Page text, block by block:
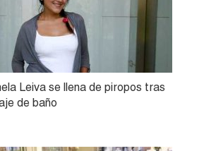
Leiva se llena de piropos tras
de baño